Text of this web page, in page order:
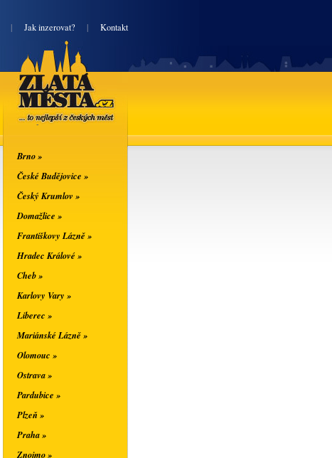
| Jak inzerovat? | Kontakt
Zlatá města
... to nejlepší z
českých měst
Brno »
České Budějovice »
Český Krumlov »
Domažlice »
Františkovy Lázně »
Hradec Králové »
Cheb »
Karlovy Vary »
Liberec »
Mariánské Lázně »
Olomouc »
Ostrava »
Pardubice »
Plzeň »
Praha »
Znojmo »